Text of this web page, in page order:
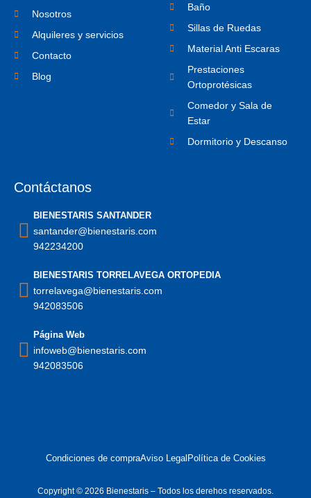
m
Nosotros
Alquileres y servicios
Contacto
Blog
Baño
Sillas de Ruedas
Material Anti Escaras
Prestaciones
Ortoprotésicas
Comedor y Sala de
Estar
Dormitorio y Descanso
Contáctanos
BIENESTARIS SANTANDER
santander@bienestaris.com
942234200
BIENESTARIS TORRELAVEGA ORTOPEDIA
torrelavega@bienestaris.com
942083506
Página Web
infoweb@bienestaris.com
942083506
Copyright © 2026 Bienestaris – Todos los derehos reservados.
Condiciones de compraAviso Legal Política de Cookies